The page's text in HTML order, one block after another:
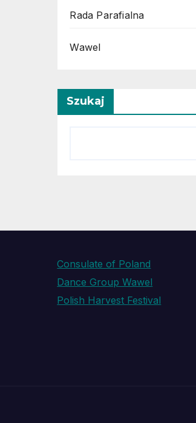
Rada Parafialna
Wawel
Szukaj
Consulate of Poland
Dance Group Wawel
Polish Harvest Festival